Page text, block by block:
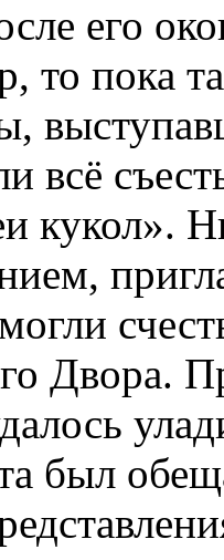
его
то пока
всё
кукол».
Двора.
был